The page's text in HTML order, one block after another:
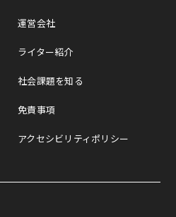
運営会社
ライター紹介
社会課題を知る
免責事項
アクセシビリティポリシー